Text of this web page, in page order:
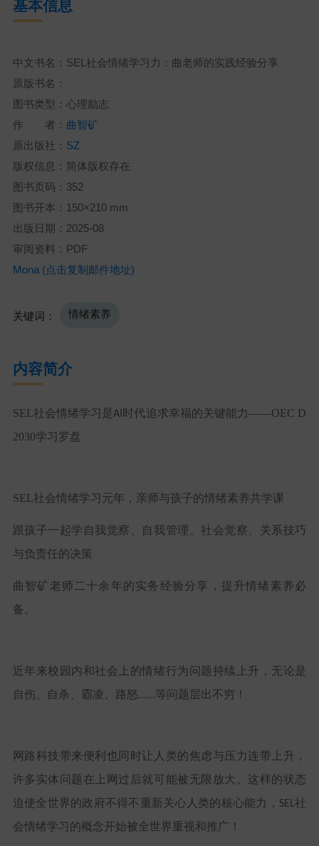
基本信息
中文书名：SEL社会情绪学习力：曲老师的实践经验分享
原版书名：
图书类型：心理励志
作 者： 曲智矿
原出版社： SZ
版权信息：简体版权存在
图书页码：352
图书开本：150×210 mm
出版日期：2025-08
审阅资料：PDF
Mona (点击复制邮件地址)
关键词： 情绪素养
内容简介
SEL社会情绪学习是AI时代追求幸福的关键能力——OEC D
2030学习罗盘
SEL社会情绪学习元年，亲师与孩子的情绪素养共学课
跟孩子一起学自我觉察、自我管理、社会觉察、关系技巧
与负责任的决策
曲智矿老师二十余年的实务经验分享，提升情绪素养必
备。
近年来校园内和社会上的情绪行为问题持续上升，无论是
自伤、自杀、霸凌、路怒......等问题层出不穷！
网路科技带来便利也同时让人类的焦虑与压力连带上升，
许多实体问题在上网过后就可能被无限放大。这样的状态
迫使全世界的政府不得不重新关心人类的核心能力， SEL社
会情绪学习的概念开始被全世界重视和推广！